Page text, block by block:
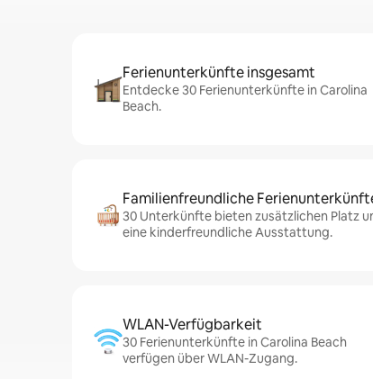
Ferienunterkünfte insgesamt
Entdecke 30 Ferienunterkünfte in Carolina
Beach.
Familienfreundliche
30 Unterkünfte bieten zusätzlichen Platz
eine kinderfreundliche Ausstattung.
WLAN-Verfügbarkeit
30 Ferienunterkünfte in Carolina Beach
verfügen über WLAN-Zugang.